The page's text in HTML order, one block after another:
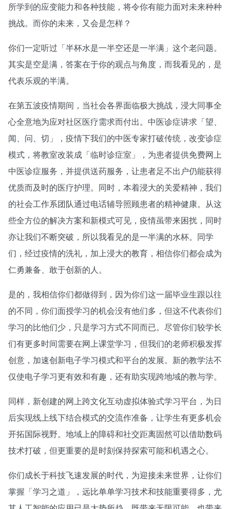
所学到的应变能力和各种技能，将令你有能力面对未来种种
挑战。而你的未来，又会是怎样？
你们一定听过「半杯水是一半空还是一半满」这个老问题。
其实是空是满，答案在于你的观点与角度，而我看见的，是
代表乐观的半满。
在第五波疫情期间，当社会各界面临极大挑战，浸大同事全
心全意地为应对社区医疗需求而付出。中医诊症讲求「望、
闻、问、切」，疫情下我们的中医专家打破传统，改变诊症
模式，将教室改装成「临时诊症室」，为患者提供免费网上
中医诊症服务，并提供送药服务，让患者足不出户仍能获得
优质而及时的医疗护理。同时，本着浸大的关爱精神，我们
的社会工作系团队通过电话辅导照顾患者的精神健康。从这
些全方位的解决方案和新模式可见，疫情虽带来困扰，同时
亦让我们不断突破，所以我看见的是一半满的水杯。同学
们，经过疫情的洗礼，加上浸大的教育，相信你们都会成为
仁勇兼备、敢于创新的人。
是的，我相信你们都做得到，因为你们这一届毕业生跟以往
的不同，你们面授学习的机会没有他们多，但这不代表你们
学习的比他们少，只是学习方式不同而已。尽管你们较学长
们有更多时间需要在网上课堂学习，但我们的老师积极发挥
创意，加速创新电子学习模式和平台的发展。新的教学法不
仅使电子学习更有效和有趣，还有助实现跨地域的教与学。
同样，新创建的网上跨文化互动虚拟体验式学习平台，为日
后实现线上线下结合模式的交流作准备，让学生有更多机会
开拓国际视野。地域上的障碍和社交距离固然可以借助数码
技术打破，但更重要的是时刻保持探索可能和机遇之心。
你们成长于科技飞速发展的时代，为迎接未来世界，让你们
掌握「学习之道」，远比单单学习技术和技能重要得多，尤